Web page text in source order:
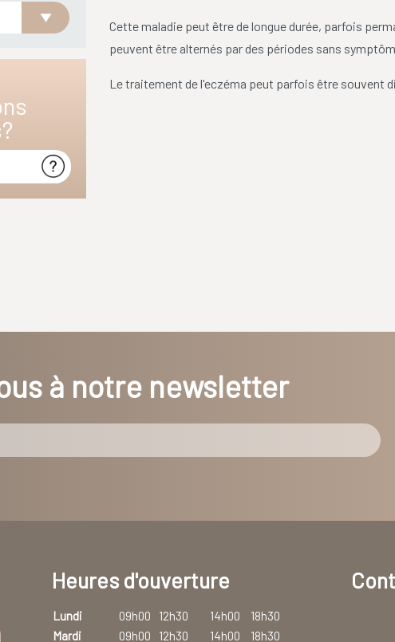
Cette maladie peut être de longue durée, parfois
peuvent être alternés par des périodes sans
Le traitement de l'eczéma peut parfois être souvent
à notre newsletter
Heures d'ouverture
Lundi 09h00 12h30 14h00
18h30
Mardi
09h00 12h30 14h00
18h30